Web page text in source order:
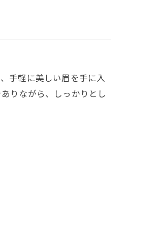
手軽に美しい眉を手に入
りながら、しっかりとし